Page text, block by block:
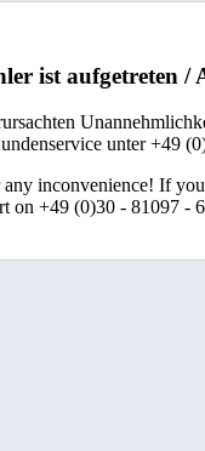
ist aufgetreten /
unter +49
inconvenience! If
on +49 (0)30 - 81097 -